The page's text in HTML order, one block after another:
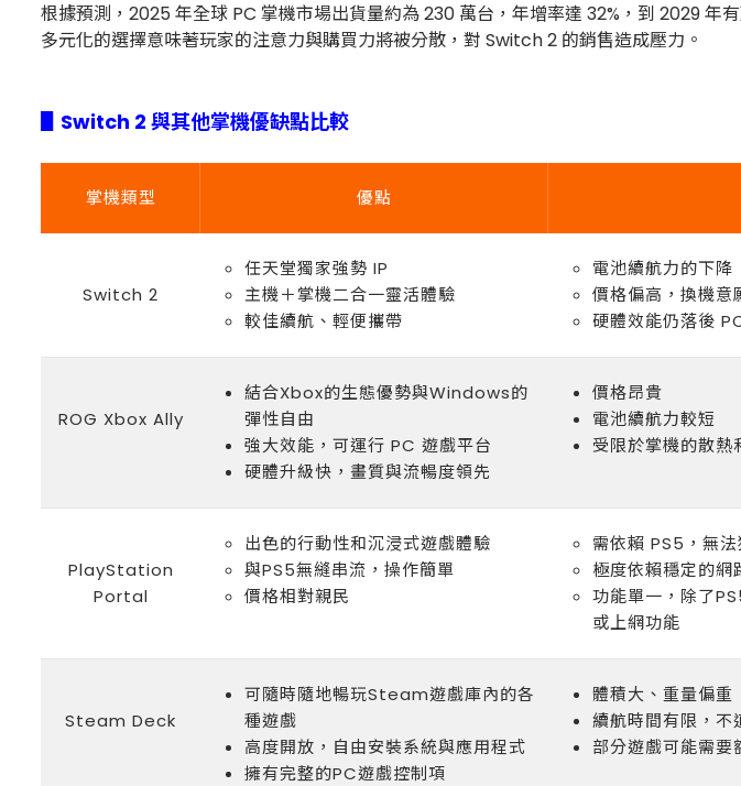
根據預測，2025 年全球 PC 掌機市場出貨量約為 230 萬台，年增率達 32%，到 2029 年
多元化的選擇意味著玩家的注意力與購買力將被分散，對 Switch 2 的銷售造成壓力。
▋Switch 2 與其他掌機優缺點比較
掌機類型 優點
Switch 2
任天堂獨家強勢 IP
主機＋掌機二合一靈活體驗
較佳續航、輕便攜帶
電池續航力的下降
價格偏高，換機意
硬體效能仍落後
ROG Xbox Ally
結合Xbox的生態優勢與Windows的
彈性自由
強大效能，可運行 PC 遊戲平台
硬體升級快，畫質與流暢度領先
價格昂貴
電池續航力較短
受限於掌機的散熱
PlayStation
Portal
出色的行動性和沉浸式遊戲體驗
與PS5無縫串流，操作簡單
價格相對親民
需依賴 PS5，無
極度依賴穩定的網
功能單一，除了
或上網功能
Steam Deck
可隨時隨地暢玩Steam遊戲庫內的各
種遊戲
高度開放，自由安裝系統與應用程式
擁有完整的PC遊戲控制項
體積大、重量偏重
續航時間有限，不
部分遊戲可能需要